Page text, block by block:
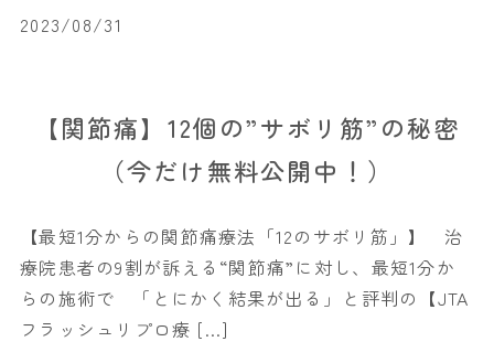
2023/08/31
【関節痛】12個の”サボリ筋”の秘密
（今だけ無料公開中！）
【最短1分からの関節痛療法「12のサボリ筋」】 治
療院患者の9割が訴える“関節痛”に対し、最短1分か
らの施術で 「とにかく結果が出る」と評判の【JTA
フラッシュリプロ療 […]